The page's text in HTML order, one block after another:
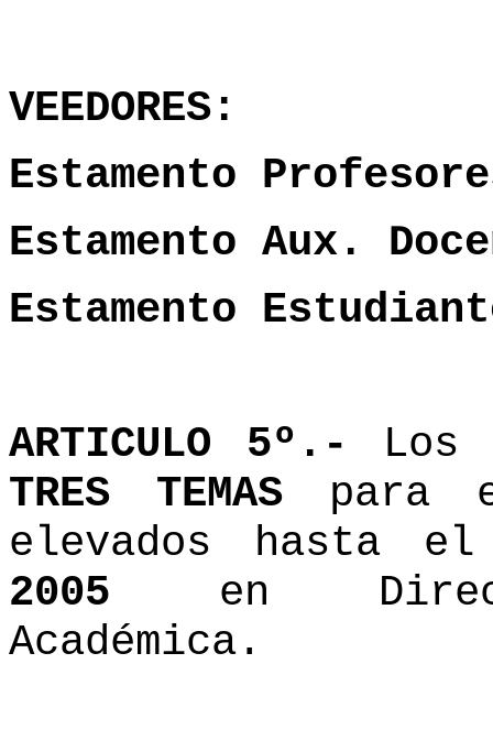
VEEDORES:
Estamento
Estamento Aux.
Estamento
ARTICULO 5º.- Los
TRES TEMASpara
elevados hasta
2005 en
Académica.